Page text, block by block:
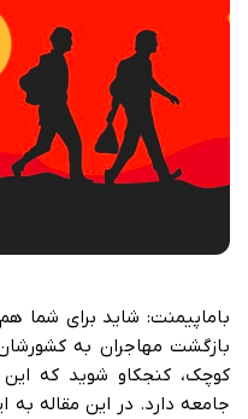
باماپیمنت: شاید برای شما
بازگشت مهاجران به
کوچک، کنجکاو شوید که این
جامعه دارد. در این مقاله